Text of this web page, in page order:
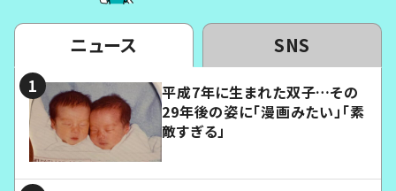
ニュース SNS
平成7年に生まれた双子…その
29年後の姿に「漫画みたい」「素
敵すぎる」